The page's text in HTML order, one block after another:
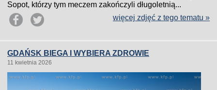
Sopot, którzy tym meczem zakończyli długoletnią...
więcej zdjęć z tego tematu »
GDAŃSK BIEGA I WYBIERA ZDROWIE
11 kwietnia 2026